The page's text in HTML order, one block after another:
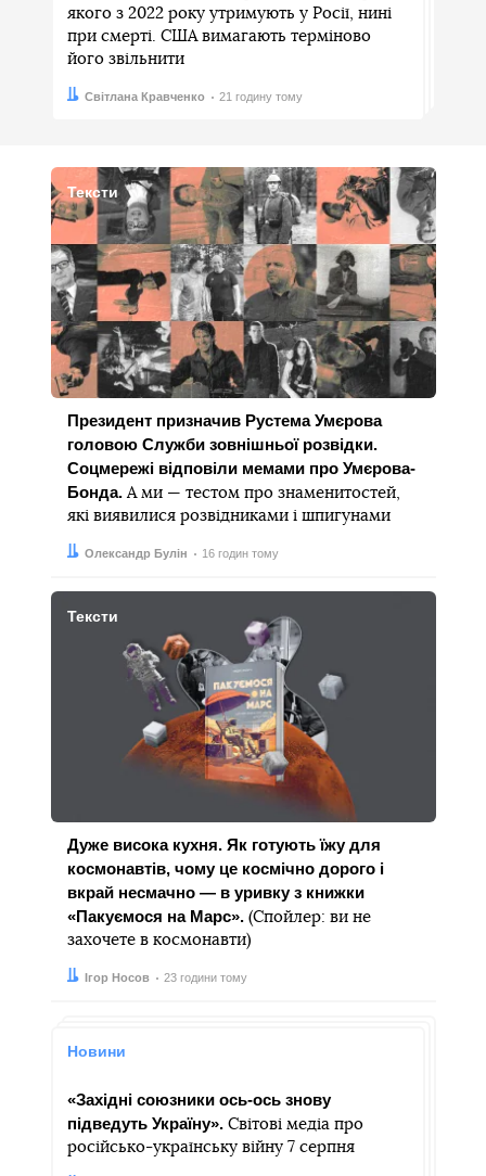
якого з 2022 року утримують у Росії, нині
при смерті. США вимагають терміново
його звільнити
Автор:
Світлана Кравченко
Дата: 21 годину тому
Тексти
Президент призначив Рустема Умєрова
головою Служби зовнішньої розвідки.
Соцмережі відповіли мемами про Умєрова-
Бонда.А ми — тестом про знаменитостей,
які виявилися розвідниками і шпигунами
Автор:
Олександр Булін
Дата: 16 годин тому
Тексти
Дуже висока кухня. Як готують їжу для
космонавтів, чому це космічно дорого і
вкрай несмачно — в уривку з книжки
«Пакуємося на Марс». (Спойлер: ви не
захочете в космонавти)
Автор:
Ігор Носов
Дата: 23 години тому
Новини
«Західні союзники ось-ось знову
підведуть Україну». Світові медіа про
російсько-українську війну 7 серпня